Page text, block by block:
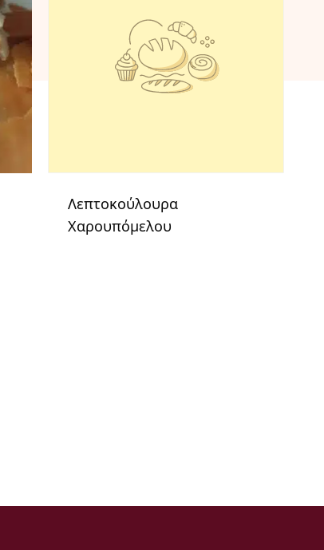
Λεπτοκούλουρα
Χαρουπόμελου